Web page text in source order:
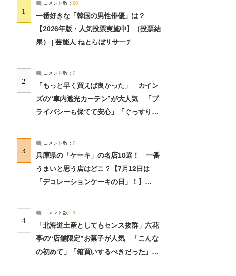
1
コメント数： 20
一番好きな「韓国の男性俳優」は？
【2026年版・人気投票実施中】（投票結
果） | 芸能人 ねとらぼリサーチ
2
コメント数： 7
「もっと早く買えば良かった」 カイン
ズの“車内遮光カーテン”が大人気 「プ
ライバシーも保てて安心」「ぐっすり眠
3
コメント数： 7
兵庫県の「ケーキ」の名店10選！ 一番
うまいと思う店はどこ？【7月12日は
「デコレーションケーキの日」！】
4
コメント数： 5
「北海道土産としてもセンス抜群」六花
亭の“店舗限定”お菓子が人気 「こんな
の初めて」「箱買いするべきだった」